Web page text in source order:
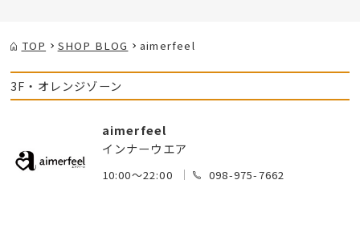
TOP SHOP BLOG aimerfeel
3F・オレンジゾーン
aimerfeel
インナーウエア
10:00～22:00 098-975-7662